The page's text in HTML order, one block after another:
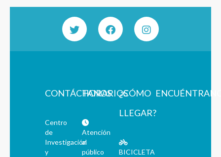
CONTÁCTANOS
Centro
de
Investigación
y
HORARIOS
Atención
al
público
¿CÓMO
LLEGAR?
BICICLETA